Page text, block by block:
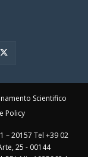
Scientifico
Policy
– 20157 Tel +39 02
25 - 00144